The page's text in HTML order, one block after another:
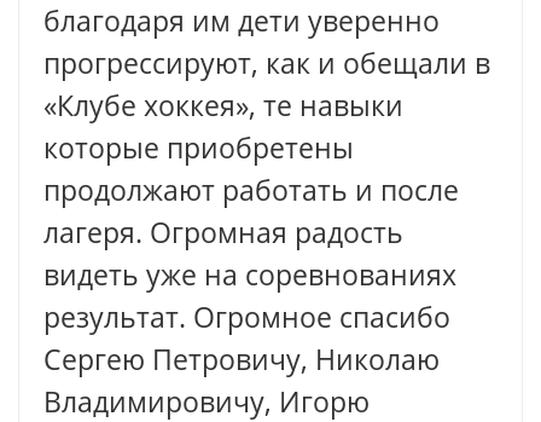
благодаря им дети уверенно
прогрессируют, как и обещали в
«Клубе хоккея», те навыки
которые приобретены
продолжают работать и после
лагеря. Огромная радость
видеть уже на соревнованиях
результат. Огромное спасибо
Сергею Петровичу, Николаю
Владимировичу, Игорю